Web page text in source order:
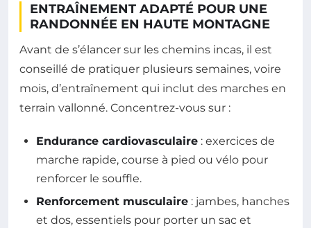
ENTRAÎNEMENT ADAPTÉ POUR UNE
RANDONNÉE EN HAUTE MONTAGNE
Avant de s’élancer sur les chemins incas, il est
conseillé de pratiquer plusieurs semaines, voire
mois, d’entraînement qui inclut des marches en
terrain vallonné. Concentrez-vous sur :
Endurance cardiovasculaire : exercices de
marche rapide, course à pied ou vélo pour
renforcer le souffle.
Renforcement musculaire : jambes, hanches
et dos, essentiels pour porter un sac et